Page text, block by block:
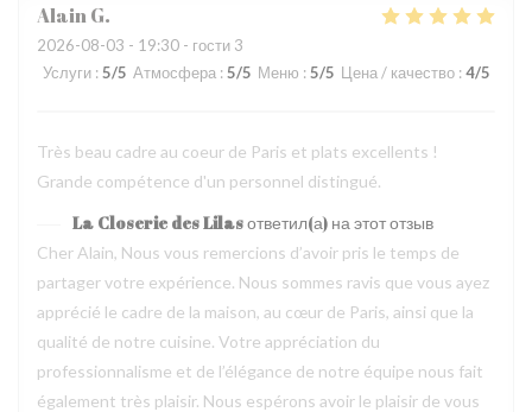
AlainG
2026-08-03 - 19:30 - гости 3
Услуги : 5/5 Атмосфера : 5/5 Меню : 5/5 Цена / качество : 4/5
Très beau cadre au coeur de Paris et plats excellents !
Grande compétence d'un personnel distingué.
La Closerie des Lilasответил(а) на этот отзыв
Cher Alain, Nous vous remercions d’avoir pris le temps de
partager votre expérience. Nous sommes ravis que vous ayez
apprécié le cadre de la maison, au cœur de Paris, ainsi que la
qualité de notre cuisine. Votre appréciation du
professionnalisme et de l’élégance de notre équipe nous fait
également très plaisir. Nous espérons avoir le plaisir de vous